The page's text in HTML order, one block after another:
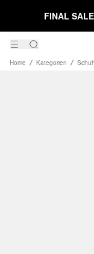
FINAL SALE
Home Kategorien